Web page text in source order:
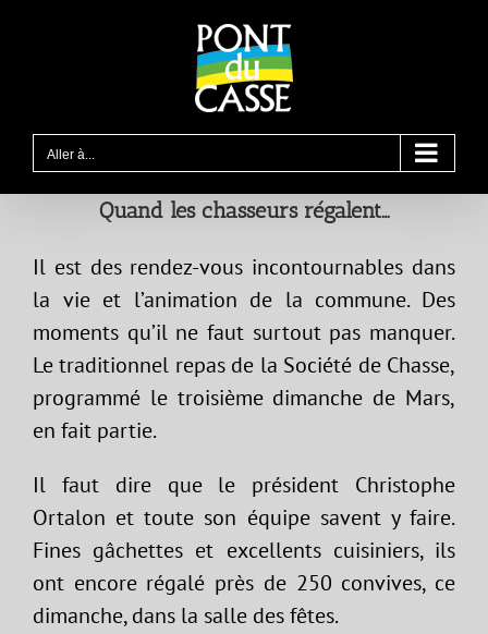
Aller à...
Quand les chasseurs régalent…
Il est des rendez-vous incontournables dans
la vie et l’animation de la commune. Des
moments qu’il ne faut surtout pas manquer.
Le traditionnel repas de la Société de Chasse,
programmé le troisième dimanche de Mars,
en fait partie.
Il faut dire que le président Christophe
Ortalon et toute son équipe savent y faire.
Fines gâchettes et excellents cuisiniers, ils
ont encore régalé près de 250 convives, ce
dimanche, dans la salle des fêtes.